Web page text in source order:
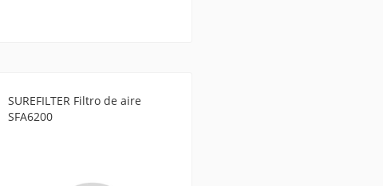
SUREFILTER Filtro de aire
SFA6200